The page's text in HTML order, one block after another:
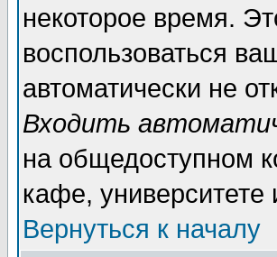
некоторое время.
воспользоваться
автоматически не
Входить
на общедоступном
кафе, университете
Вернуться к началу